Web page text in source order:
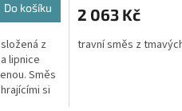
Do košíku
z
lipnice
Směs
si
2 063 Kč
travní směs z